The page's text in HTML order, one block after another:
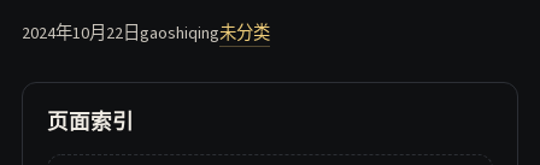
2024年10月22日gaoshiqing未分类
页面索引